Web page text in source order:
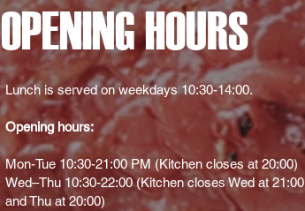
OPENING HOURS
Lunch is served on weekdays 10:30-14:00.
Opening hours:
Mon-Tue 10:30-21:00 PM (Kitchen closes at 20:00)
Wed–Thu 10:30-22:00 (Kitchen closes Wed at 21:00
and Thu at 20:00)